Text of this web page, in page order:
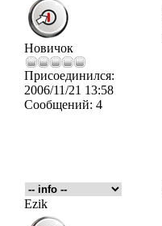
Новичок
Присоединился:
2006/11/21 13:58
Сообщений: 4
Ezik